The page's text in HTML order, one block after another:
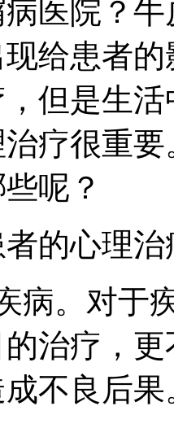
医院？
给患者
但是生
疗很重
呢？
的心理治
病。对于
治疗，
不良后果